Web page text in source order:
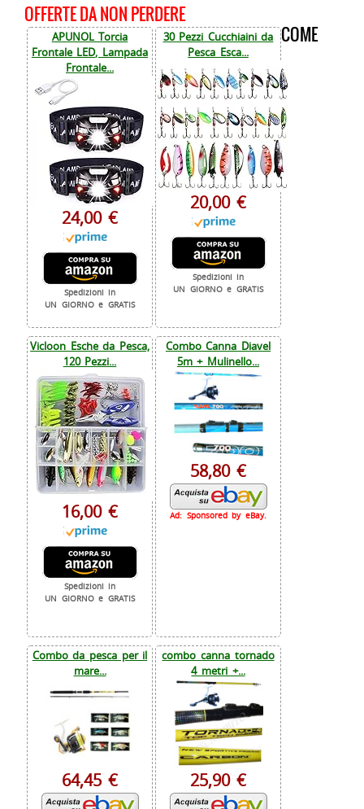
OFFERTE DA NON PERDERE
APUNOL Torcia
Frontale LED, Lampada
Frontale...
24,00 €
Spedizioni in
UN GIORNO e GRATIS
30 Pezzi Cucchiaini da
Pesca Esca...
20,00 €
Spedizioni in
UN GIORNO e GRATIS
Vicloon Esche da Pesca,
120 Pezzi...
16,00 €
Spedizioni in
UN GIORNO e GRATIS
Combo Canna Diavel
5m + Mulinello...
58,80 €
Ad: Sponsored by eBay.
Combo da pesca per il
mare...
64,45 €
combo canna tornado
4 metri +...
25,90 €
COME